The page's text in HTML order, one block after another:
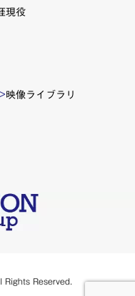
現役
映像ライブラリ
Reserved.